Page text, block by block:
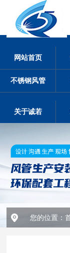
网站首页
不锈钢风管
关于诚若
您的位置：